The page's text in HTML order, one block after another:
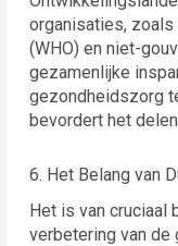
organisaties,
(WHO) en niet-
gezamenlijke
gezondheidszorg
bevordert het
6. Het Belang van
Het is van cruciaal
verbetering van